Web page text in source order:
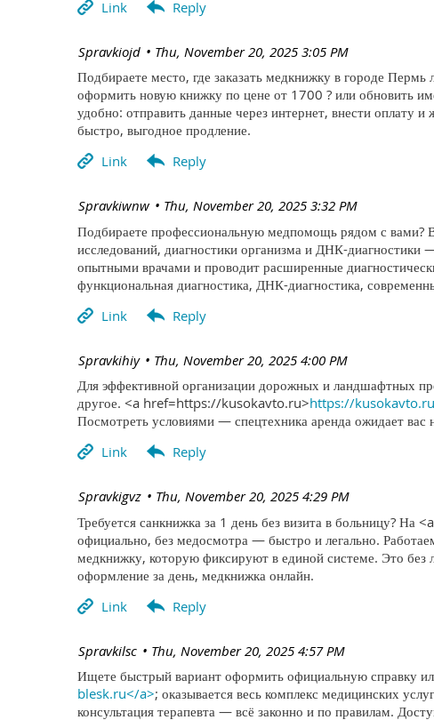
Thu, November 20, 2025 3:05 PM
| Spravkiojd
Подбираете место, где заказать медкнижку в городе
оформить новую книжку по цене от 1700 ? или обновить
удобно: отправить данные через интернет, внести
быстро, выгодное продление.
Thu, November 20, 2025 3:32 PM
| Spravkiwnw
Подбираете профессиональную медпомощь рядом с
исследований, диагностики организма и ДНК-
опытными врачами и проводит расширенные
функциональная диагностика, ДНК-диагностика,
Thu, November 20, 2025 4:00 PM
| Spravkihiy
Для эффективной организации дорожных и ландшафтных
другое. <a href=https://kusokavto.ru>https://
Посмотреть условиями — спецтехника аренда ожидает вас
Thu, November 20, 2025 4:29 PM
| Spravkigvz
Требуется санкнижка за 1 день без визита в больницу?
официально, без медосмотра — быстро и легально.
медкнижку, которую фиксируют в единой системе. Это
оформление за день, медкнижка онлайн.
Thu, November 20, 2025 4:57 PM
| Spravkilsc
Ищете быстрый вариант оформить официальную справку
blesk.ru</a>; оказывается весь комплекс медицинских
консультация терапевта — всё законно и по правилам.